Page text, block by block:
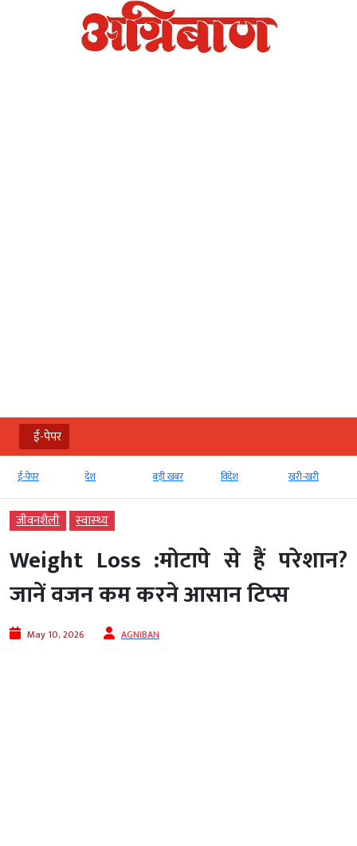
ई-पेपर
ई-पेपर देश बड़ी खबर विदेश खरी-खरी
जीवनशैली स्‍वास्‍थ्‍य
Weight Loss :मोटापे से हैं परेशान?
जानें वजन कम करने आसान टिप्‍स
May 10, 2026 AGNIBAN